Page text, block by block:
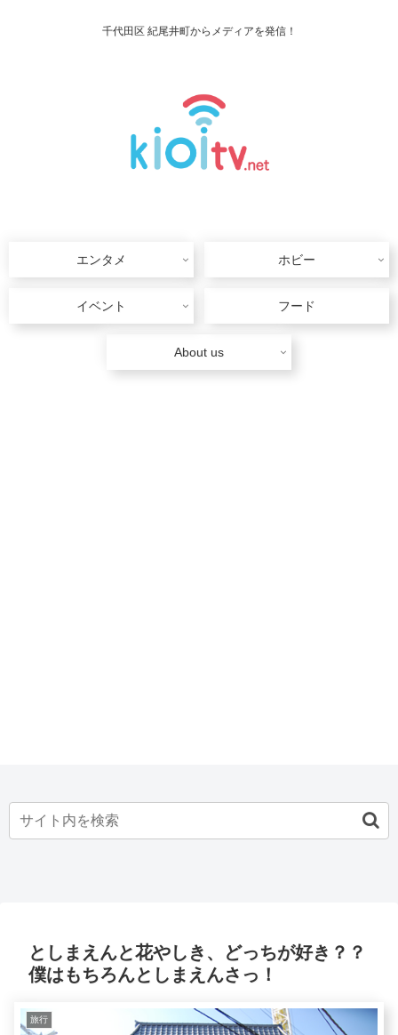
千代田区 紀尾井町からメディアを発信！
エンタメ ホビー
イベント フード
About us
としまえんと花やしき、どっちが好き？？
僕はもちろんとしまえんさっ！
旅行